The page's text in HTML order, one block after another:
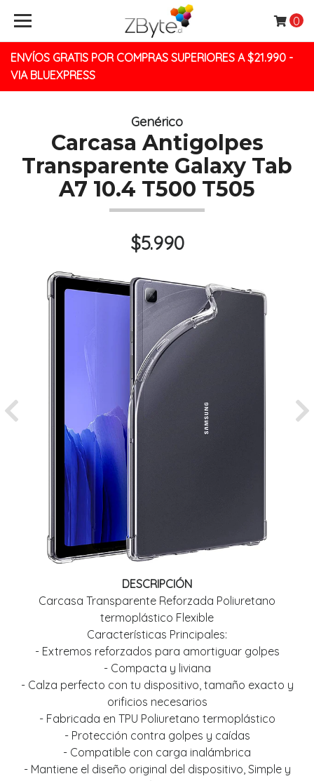
ENVÍOS GRATIS POR COMPRAS SUPERIORES A $21.990 -
VIA BLUEXPRESS
0
Genérico
Carcasa Antigolpes
Transparente Galaxy Tab
A7 10.4 T500 T505
$5.990
Previous
DESCRIPCIÓN
Carcasa Transparente Reforzada Poliuretano
termoplástico Flexible
Características Principales:
- Extremos reforzados para amortiguar golpes
- Compacta y liviana
- Calza perfecto con tu dispositivo, tamaño exacto y
orificios necesarios
- Fabricada en TPU Poliuretano termoplástico
- Protección contra golpes y caídas
- Compatible con carga inalámbrica
- Mantiene el diseño original del dispositivo, Simple y